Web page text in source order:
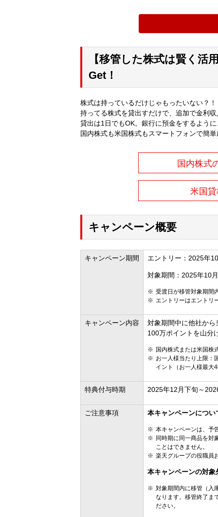
【移管した株式は賢く活
Get！
株式は持っているだけじゃもったいない？！
持ってる株式を貸出すだけで、追加で金利
貸出は1日でもOK。銀行に預金をするよう
国内株式も米国株式もスマートフォンで簡
国内株式
米国
キャンペーン概要
キャンペーン期間 エントリー：2025年
対象期間：2025年10
受渡日が移管対象期間
エントリーはエントリ
キャンペーン内容
対象期間中に他社か
100万ポイントを山分
国内株式または米国株
お一人様当たり上限：
イント（お一人様最大
特典付与時期 2025年12月下旬～
ご注意事項 本キャンペーンについ
本キャンペーンは、予
同時期に同一商品を対
ことはできません。
楽天グループの役職員
本キャンペーンの対
対象期間内に移管（入
なります。移管終了ま
ださい。